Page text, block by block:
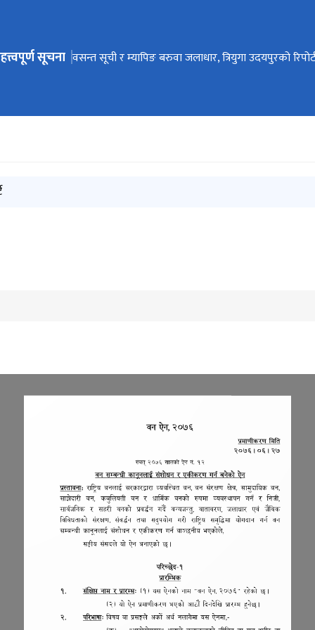
जानुहोस्
सूचना खुला कविता प्रतियोगिता सम्बन्धी सूचना
वसन्त सूची र म्यापिङ बरुवा जलाधार, त्रियुगा उदयपुरको
कार्यक्रम मागका लागि निवेदनको ढाँचा